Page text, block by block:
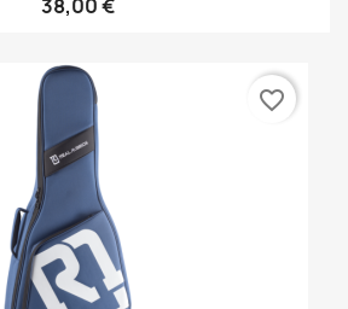
38,00 €
favorite_border